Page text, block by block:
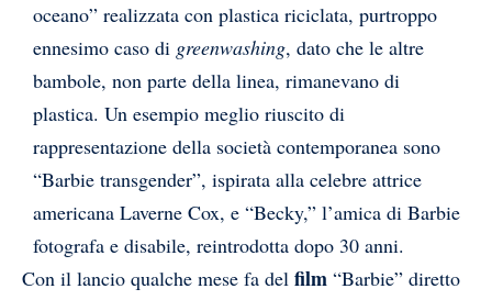
oceano” realizzata con plastica riciclata, purtroppo
ennesimo caso di greenwashing, dato che le altre
bambole, non parte della linea, rimanevano di
plastica. Un esempio meglio riuscito di
rappresentazione della società contemporanea sono
“Barbie transgender”, ispirata alla celebre attrice
americana Laverne Cox, e “Becky,” l’amica di Barbie
fotografa e disabile, reintrodotta dopo 30 anni.
Con il lancio qualche mese fa del film “Barbie” diretto